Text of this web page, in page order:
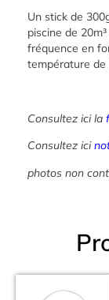
Un stick de
piscine de
fréquence en
température de
Consultez ici la
Consultez ici
photos non